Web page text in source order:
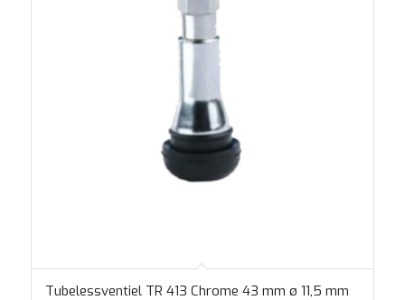
Tubelessventiel TR 413 Chrome 43 mm ø 11,5 mm